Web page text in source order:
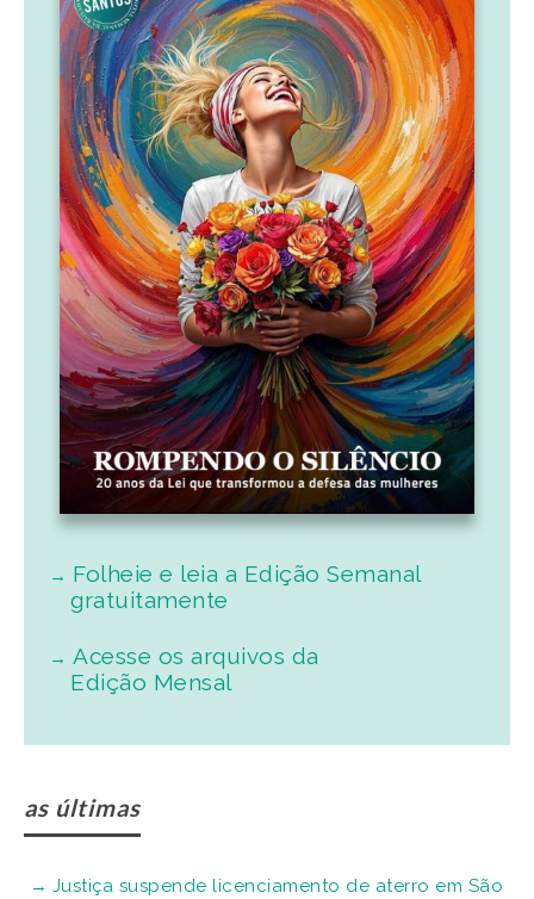
Folheie e leia a Edição Semanal
gratuitamente
Acesse os arquivos da
Edição Mensal
as últimas
Justiça suspende licenciamento de aterro em São